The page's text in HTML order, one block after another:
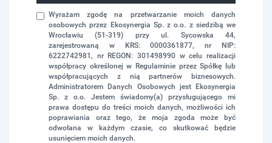
Wyrażam zgodę na przetwarzanie moich danych
osobowych przez Ekosynergia Sp. z o.o. z siedzibą we
Wrocławiu (51-319) przy ul. Sycowska 44,
zarejestrowaną w KRS: 0000361877, nr NIP:
6222742981, nr REGON: 301498990 w celu realizacji
współpracy określonej w Regulaminie przez Spółkę lub
współpracujących z nią partnerów biznesowych.
Administratorem Danych Osobowych jest Ekosynergia
Sp. z o.o. Jestem świadomy(a) przysługującego mi
prawa dostępu do treści moich danych, możliwości ich
poprawiania oraz tego, że moja zgoda może być
odwołana w każdym czasie, co skutkować będzie
usunięciem moich danych.